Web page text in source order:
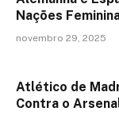
Nações
novembro 29, 2025
Atlético de
Contra o